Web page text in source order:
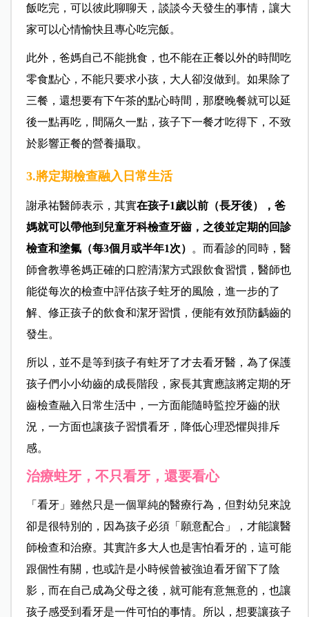
飯吃完，可以彼此聊聊天，談談今天發生的事情，讓大
家可以心情愉快且專心吃完飯。
此外，爸媽自己不能挑食，也不能在正餐以外的時間吃
零食點心，不能只要求小孩，大人卻沒做到。如果除了
三餐，還想要有下午茶的點心時間，那麼晚餐就可以延
後一點再吃，間隔久一點，孩子下一餐才吃得下，不致
於影響正餐的營養攝取。
3.將定期檢查融入日常生活
謝承祐醫師表示，其實在孩子1歲以前（長牙後），爸
媽就可以帶他到兒童牙科檢查牙齒，之後並定期的回診
檢查和塗氟（每3個月或半年1次）
。而看診的同時，醫
師會教導爸媽正確的口腔清潔方式跟飲食習慣，醫師也
能從每次的檢查中評估孩子蛀牙的風險，進一步的了
解、修正孩子的飲食和潔牙習慣，便能有效預防齲齒的
發生。
所以，並不是等到孩子有蛀牙了才去看牙醫，為了保護
孩子們小小幼齒的成長階段，家長其實應該將定期的牙
齒檢查融入日常生活中，一方面能隨時監控牙齒的狀
況，一方面也讓孩子習慣看牙，降低心理恐懼與排斥
感。
治療蛀牙， 不只看牙，還要看心
「看牙」雖然只是一個單純的醫療行為，但對幼兒來說
卻是很特別的，因為孩子必須「願意配合」，才能讓醫
師檢查和治療。其實許多大人也是害怕看牙的，這可能
跟個性有關，也或許是小時候曾被強迫看牙留下了陰
影，而在自己成為父母之後，就可能有意無意的，也讓
孩子感受到看牙是一件可怕的事情。所以，想要讓孩子